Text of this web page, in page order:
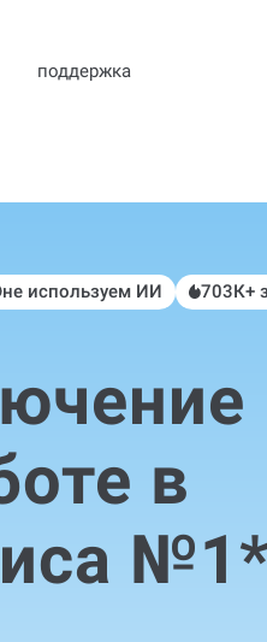
поддержка
не используем ИИ 703К+
в
№1